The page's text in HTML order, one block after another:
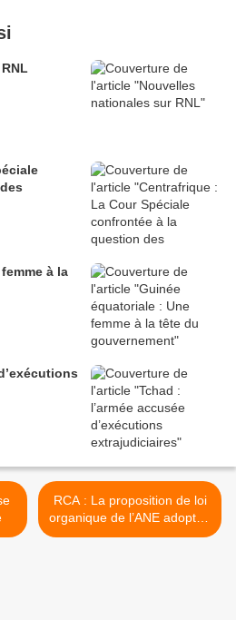
à la
RCA : La proposition de loi
organique de l’ANE adoptée
par l’Assemblée nationale.